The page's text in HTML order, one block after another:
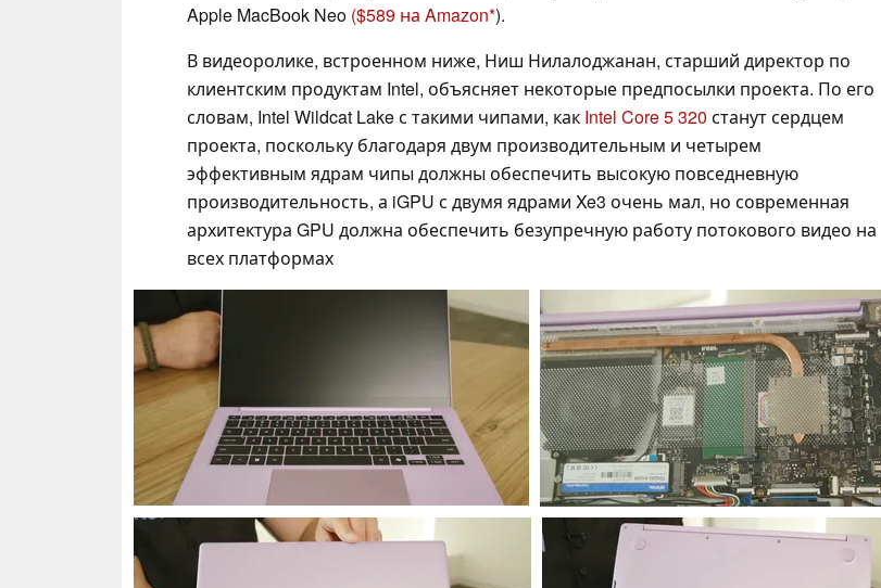
Apple MacBook Neo ($589 на Amazon ).
В видеоролике, встроенном ниже, Ниш Нилалоджанан, старший директор по
клиентским продуктам Intel, объясняет некоторые предпосылки проекта. По его
словам, Intel Wildcat Lake с такими чипами, как Intel Core 5 320 станут сердцем
проекта, поскольку благодаря двум производительным и четырем
эффективным ядрам чипы должны обеспечить высокую повседневную
производительность, а iGPU с двумя ядрами Xe3 очень мал, но современная
архитектура GPU должна обеспечить безупречную работу потокового видео на
всех платформах